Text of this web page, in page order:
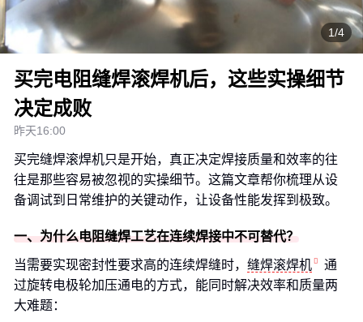
1/4
买完电阻缝焊滚焊机后，这些实操细节
决定成败
昨天16:00
买完缝焊滚焊机只是开始，真正决定焊接质量和效率的往
往是那些容易被忽视的实操细节。这篇文章帮你梳理从设
备调试到日常维护的关键动作，让设备性能发挥到极致。
一、为什么电阻缝焊工艺在连续焊接中不可替代？
当需要实现密封性要求高的连续焊缝时， 缝焊滚焊机
通
过旋转电极轮加压通电的方式，能同时解决效率和质量两
大难题：